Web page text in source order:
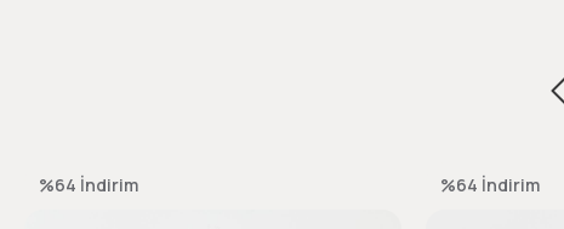
%64 İndirim %64 İndirim